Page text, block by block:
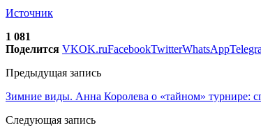
Источник
1 081
Поделится VKOK.ruFacebookTwitterWhatsApp
Предыдущая запись
Зимние виды. Анна Королева о «тайном» турнире:
Следующая запись